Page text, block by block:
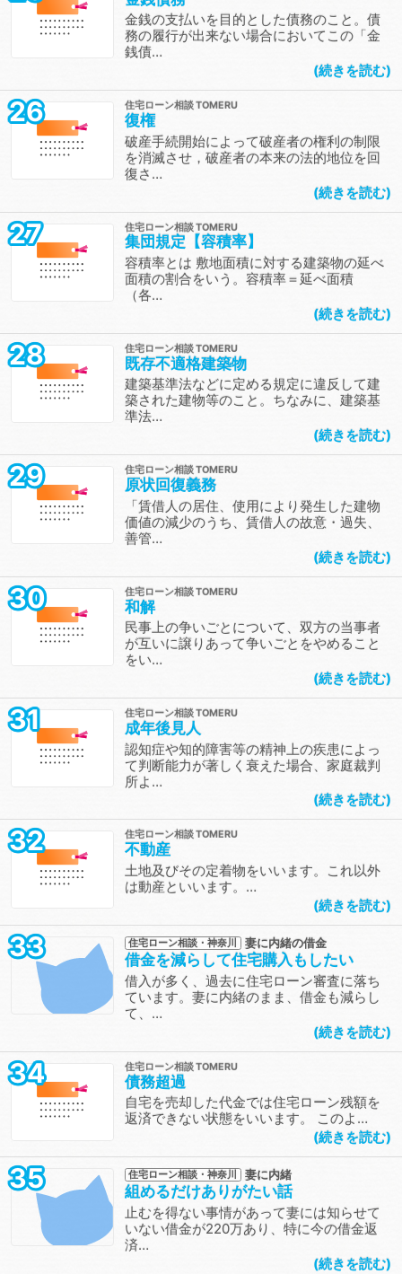
金銭の支払いを目的とした債務のこと。債
務の履行が出来ない場合においてこの「金
銭債…
続きを読む
26 住宅ローン相談
復権
破産手続開始によって破産者の権利の制限
を消滅させ，破産者の本来の法的地位を回
復さ…
続きを読む
27 住宅ローン相談
集団規定【容積率】
容積率とは 敷地面積に対する建築物の延べ
面積の割合をいう。容積率＝延べ面積
（各…
続きを読む
28 住宅ローン相談
既存不適格建築物
建築基準法などに定める規定に違反して建
築された建物等のこと。ちなみに、建築基
準法…
続きを読む
29 住宅ローン相談
原状回復義務
「賃借人の居住、使用により発生した建物
価値の減少のうち、賃借人の故意・過失、
善管…
続きを読む
30 住宅ローン相談
和解
民事上の争いごとについて、双方の当事者
が互いに譲りあって争いごとをやめること
をい…
続きを読む
31 住宅ローン相談
成年後見人
認知症や知的障害等の精神上の疾患によっ
て判断能力が著しく衰えた場合、家庭裁判
所よ…
続きを読む
32 住宅ローン相談
不動産
土地及びその定着物をいいます。これ以外
は動産といいます。…
続きを読む
33 住宅ローン相談・神奈川 妻に内緒の借金
借金を減らして住宅購入もしたい
借入が多く、過去に住宅ローン審査に落ち
ています。妻に内緒のまま、借金も減らし
て、…
続きを読む
34 住宅ローン相談
債務超過
自宅を売却した代金では住宅ローン残額を
返済できない状態をいいます。 このよ…
続きを読む
35 住宅ローン相談・神奈川 妻に内緒
組めるだけありがたい話
止むを得ない事情があって妻には知らせて
いない借金が220万あり、特に今の借金返
済…
続きを読む